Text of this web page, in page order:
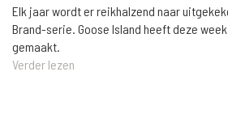
Elk jaar wordt er reikhalzend naar
Brand-serie. Goose Island heeft deze
gemaakt.
Verder lezen